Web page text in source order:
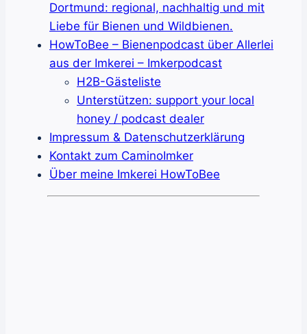
Dortmund: regional, nachhaltig und mit
Liebe für Bienen und Wildbienen.
HowToBee – Bienenpodcast über Allerlei
aus der Imkerei – Imkerpodcast
H2B-Gästeliste
Unterstützen: support your local
honey / podcast dealer
Impressum & Datenschutzerklärung
Kontakt zum CaminoImker
Über meine Imkerei HowToBee